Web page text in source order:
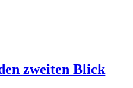
zweiten Blick